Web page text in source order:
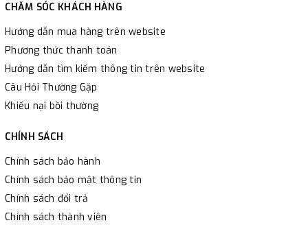
CHĂM SÓC KHÁCH HÀNG
Hướng dẫn mua hàng trên website
Phương thức thanh toán
Hướng dẫn tìm kiếm thông tin trên website
Câu Hỏi Thường Gặp
Khiếu nại bồi thường
CHÍNH SÁCH
Chính sách bảo hành
Chính sách bảo mật thông tin
Chính sách đổi trả
Chính sách thành viên